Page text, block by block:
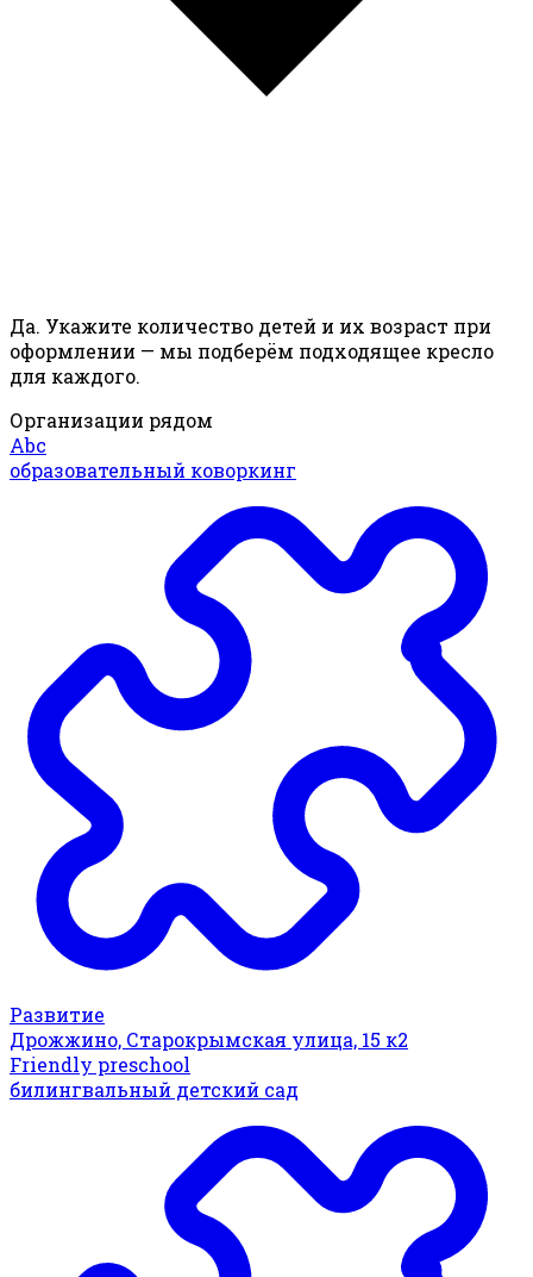
Да. Укажите количество детей и их возраст при
оформлении — мы подберём подходящее кресло
для каждого.
Организации рядом
Abc
образовательный коворкинг
Развитие
Дрожжино, Старокрымская улица, 15 к2
Friendly preschool
билингвальный детский сад